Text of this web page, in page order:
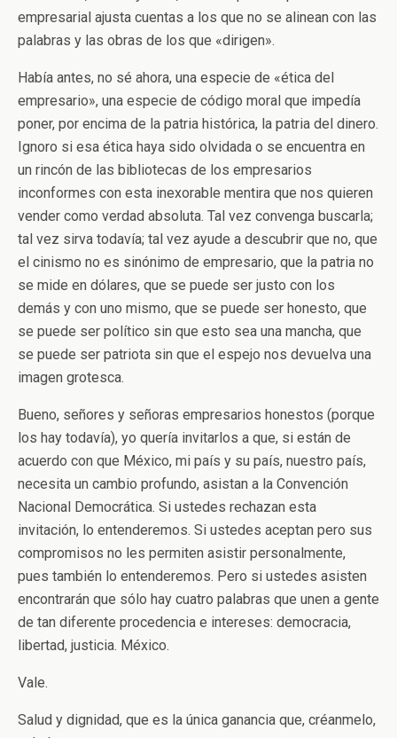
empresarial ajusta cuentas a los que no se alinean con las
palabras y las obras de los que «dirigen».
Había antes, no sé ahora, una especie de «ética del
empresario», una especie de código moral que impedía
poner, por encima de la patria histórica, la patria del dinero.
Ignoro si esa ética haya sido olvidada o se encuentra en
un rincón de las bibliotecas de los empresarios
inconformes con esta inexorable mentira que nos quieren
vender como verdad absoluta. Tal vez convenga buscarla;
tal vez sirva todavía; tal vez ayude a descubrir que no, que
el cinismo no es sinónimo de empresario, que la patria no
se mide en dólares, que se puede ser justo con los
demás y con uno mismo, que se puede ser honesto, que
se puede ser político sin que esto sea una mancha, que
se puede ser patriota sin que el espejo nos devuelva una
imagen grotesca.
Bueno, señores y señoras empresarios honestos (porque
los hay todavía), yo quería invitarlos a que, si están de
acuerdo con que México, mi país y su país, nuestro país,
necesita un cambio profundo, asistan a la Convención
Nacional Democrática. Si ustedes rechazan esta
invitación, lo entenderemos. Si ustedes aceptan pero sus
compromisos no les permiten asistir personalmente,
pues también lo entenderemos. Pero si ustedes asisten
encontrarán que sólo hay cuatro palabras que unen a gente
de tan diferente procedencia e intereses: democracia,
libertad, justicia. México.
Vale.
Salud y dignidad, que es la única ganancia que, créanmelo,